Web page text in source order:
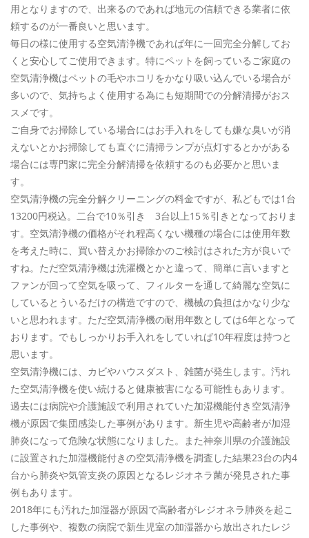
用となりますので、出来るのであれば地元の信頼できる業者に依
頼するのが一番良いと思います。
毎日の様に使用する空気清浄機であれば年に一回完全分解してお
くと安心してご使用できます。特にペットを飼っているご家庭の
空気清浄機はペットの毛やホコリをかなり吸い込んでいる場合が
多いので、気持ちよく使用する為にも短期間での分解清掃がおス
スメです。
ご自身でお掃除している場合にはお手入れをしても嫌な臭いが消
えないとかお掃除しても直ぐに清掃ランプが点灯するとかがある
場合には専門家に完全分解清掃を依頼するのも必要かと思いま
す。
空気清浄機の完全分解クリーニングの料金ですが、私どもでは1台
13200円税込。二台で10％引き 3台以上15％引きとなっておりま
す。空気清浄機の価格がそれ程高くない機種の場合には使用年数
を考えた時に、買い替えかお掃除かのご検討はされた方が良いで
すね。ただ空気清浄機は洗濯機とかと違って、簡単に言いますと
ファンが回って空気を吸って、フィルターを通して綺麗な空気に
しているとういるだけの構造ですので、機械の負担はかなり少な
いと思われます。ただ空気清浄機の耐用年数としては6年となって
おります。でもしっかりお手入れをしていれば10年程度は持つと
思います。
空気清浄機には、カビやハウスダスト、雑菌が発生します。汚れ
た空気清浄機を使い続けると健康被害になる可能性もあります。
過去には病院や介護施設で利用されていた加湿機能付き空気清浄
機が原因で集団感染した事例があります。新生児や高齢者が加湿
肺炎になって危険な状態になりました。また神奈川県の介護施設
に設置された加湿機能付きの空気清浄機を調査した結果23台の内4
台から肺炎や気管支炎の原因となるレジオネラ菌が発見された事
例もあります。
2018年にも汚れた加湿器が原因で高齢者がレジオネラ肺炎を起こ
した事例や、複数の病院で新生児室の加湿器から放出されたレジ